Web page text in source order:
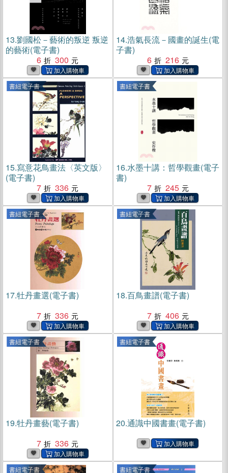
13.劉國松－藝術的叛逆 叛逆
的藝術(電子書)
6
300
14.浩氣長流－國畫的誕生(電
子書)
6
216
書紐電子書
15.寫意花鳥畫法〈英文版〉
(電子書)
7
336
書紐電子書
16.水墨十講：哲學觀畫(電子
書)
7
245
書紐電子書
17.牡丹畫選(電子書)
7
336
書紐電子書
18.百鳥畫譜(電子書)
7
406
書紐電子書
19.牡丹畫藝(電子書)
7
336
書紐電子書
20.通識中國書畫(電子書)
書紐電子書 書紐電子書